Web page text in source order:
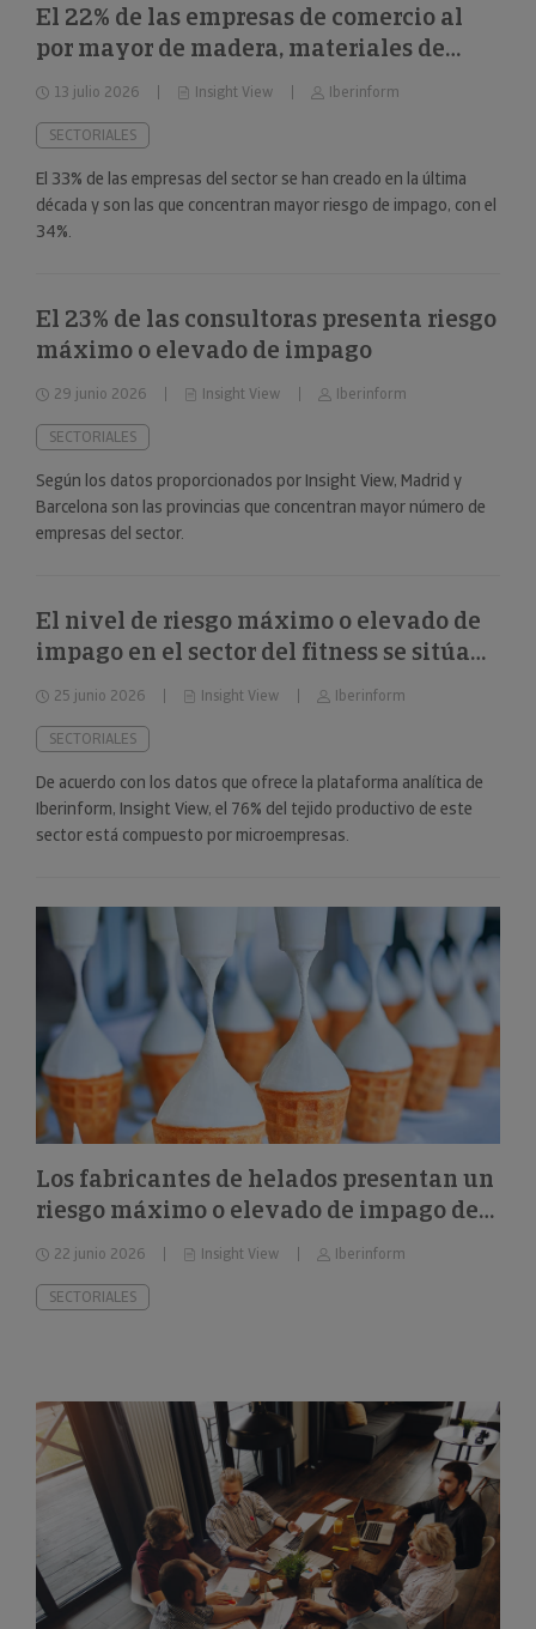
El 22% de las empresas de comercio al
por mayor de madera, materiales de
construcción y aparatos sanitarios están
en riesgo máximo o elevado de impago
13 julio 2026 Insight View Iberinform
SECTORIALES
El 33% de las empresas del sector se han creado en la última
década y son las que concentran mayor riesgo de impago, con el
34%.
El 23% de las consultoras presenta riesgo
máximo o elevado de impago
29 junio 2026 Insight View Iberinform
SECTORIALES
Según los datos proporcionados por Insight View, Madrid y
Barcelona son las provincias que concentran mayor número de
empresas del sector.
El nivel de riesgo máximo o elevado de
impago en el sector del fitness se sitúa
en el 34%
25 junio 2026 Insight View Iberinform
SECTORIALES
De acuerdo con los datos que ofrece la plataforma analítica de
Iberinform, Insight View, el 76% del tejido productivo de este
sector está compuesto por microempresas.
Los fabricantes de helados presentan un
riesgo máximo o elevado de impago del
26%
22 junio 2026 Insight View Iberinform
SECTORIALES